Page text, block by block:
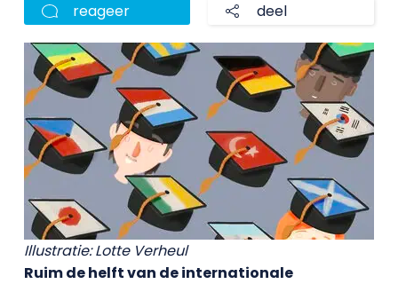
reageer deel
Illustratie: Lotte Verheul
Ruim de helft van de internationale